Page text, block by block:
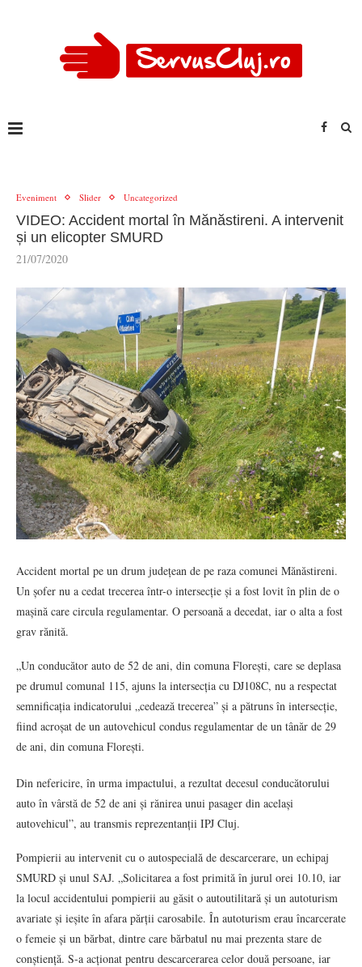
Eveniment Slider Uncategorized
VIDEO: Accident mortal în Mănăstireni. A intervenit
și un elicopter SMURD
21/07/2020
Accident mortal pe un drum județean de pe raza comunei Mănăstireni.
Un șofer nu a cedat trecerea într-o intersecție și a fost lovit în plin de o
mașină care circula regulamentar. O persoană a decedat, iar o alta a fost
grav rănită.
„Un conducător auto de 52 de ani, din comuna Florești, care se deplasa
pe drumul comunal 115, ajuns la intersecția cu DJ108C, nu a respectat
semnificația indicatorului „cedează trecerea” și a pătruns în intersecție,
fiind acroșat de un autovehicul condus regulamentar de un tânăr de 29
de ani, din comuna Florești.
Din nefericire, în urma impactului, a rezultat decesul conducătorului
auto în vârstă de 52 de ani și rănirea unui pasager din același
autovehicul”, au transmis reprezentanții IPJ Cluj.
Pompierii au intervenit cu o autospecială de descarcerare, un echipaj
SMURD și unul SAJ. „Solicitarea a fost primită în jurul orei 10.10, iar
la locul accidentului pompierii au găsit o autoutilitară și un autoturism
avariate și ieșite în afara părții carosabile. În autoturism erau încarcerate
o femeie și un bărbat, dintre care bărbatul nu mai prezenta stare de
conștiență. S-a acționat pentru descarcerarea celor două persoane, iar